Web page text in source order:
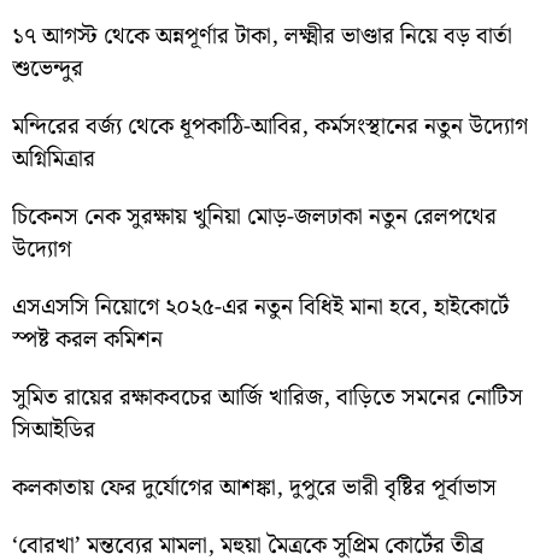
১৭ আগস্ট থেকে অন্নপূর্ণার টাকা, লক্ষ্মীর ভাণ্ডার নিয়ে বড় বার্তা
শুভেন্দুর
মন্দিরের বর্জ্য থেকে ধূপকাঠি-আবির, কর্মসংস্থানের নতুন উদ্যোগ
অগ্নিমিত্রার
চিকেনস নেক সুরক্ষায় খুনিয়া মোড়-জলঢাকা নতুন রেলপথের
উদ্যোগ
এসএসসি নিয়োগে ২০২৫-এর নতুন বিধিই মানা হবে, হাইকোর্টে
স্পষ্ট করল কমিশন
সুমিত রায়ের রক্ষাকবচের আর্জি খারিজ, বাড়িতে সমনের নোটিস
সিআইডির
কলকাতায় ফের দুর্যোগের আশঙ্কা, দুপুরে ভারী বৃষ্টির পূর্বাভাস
‘বোরখা’ মন্তব্যের মামলা, মহুয়া মৈত্রকে সুপ্রিম কোর্টের তীব্র